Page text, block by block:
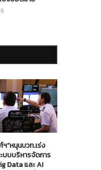
”หนุนบวท.เร่ง
บบริหารจัดการ
Data และ AI